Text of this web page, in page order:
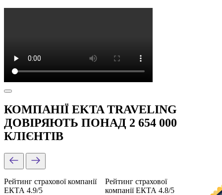
КОМПАНІЇ EKTA TRAVELING
ДОВІРЯЮТЬ ПОНАД 2 654 000
КЛІЄНТІВ
Рейтинг страхової компанії
ЕКТА 4.9/5
Рейтинг страхової
компанії ЕКТА 4.8/5